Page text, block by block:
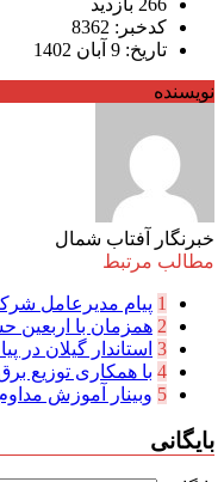
کدخبر: 8362
تاریخ: 9 آبان 1402
نویسنده
خبرنگار آفتاب شمال
مطالب مرتبط
1 پیام مدیرعامل
2 همزمان با اربعین
3 استاندار گیلان در
4 با همکاری توزیع
5 وبینار آموزش
بایگانی